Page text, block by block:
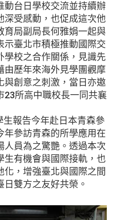
動台日學校交流並持續辦
深受感動，也促成這次他
育局副局長何雅娟一起與
示臺北市積極推動國際交
學校之合作關係，見識先
由歷年來海外見學團觀摩
與創意之刺激，當日亦邀
23所高中職校長一同共襄
報告今年赴日本青森參
年參訪青森的所學應用在
人員為之驚艷。透過本次
生有機會與國際接軌，也
，增強臺北與國際之間
雙方之友好共榮。